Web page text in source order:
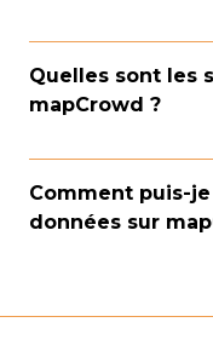
Quelles sont les
mapCrowd ?
Comment puis-
données sur